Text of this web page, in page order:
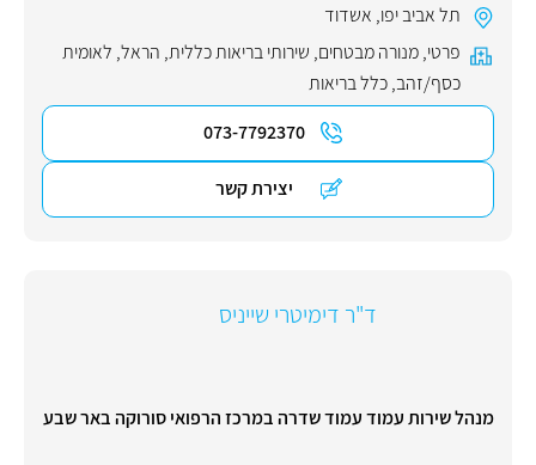
תל אביב יפו, אשדוד
פרטי,מנורה מבטחים, שירותי בריאות כללית, הראל, לאומית
כסף/זהב,כלל בריאות
073-7792370
יצירת קשר
ד"ר דימיטרי שייניס
מנהל שירות עמוד עמוד שדרה במרכז הרפואי סורוקה באר שבע